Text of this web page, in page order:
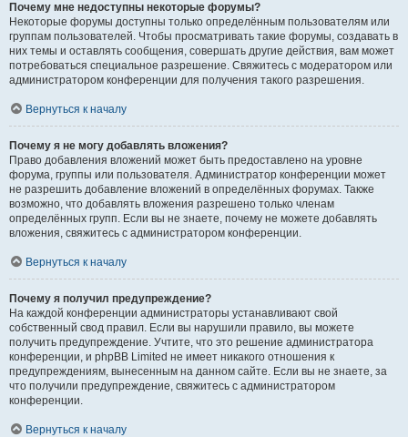
Почему мне недоступны некоторые форумы?
Некоторые форумы доступны только определённым пользователям или
группам пользователей. Чтобы просматривать такие форумы, создавать в
них темы и оставлять сообщения, совершать другие действия, вам может
потребоваться специальное разрешение. Свяжитесь с модератором или
администратором конференции для получения такого разрешения.
Вернуться к началу
Почему я не могу добавлять вложения?
Право добавления вложений может быть предоставлено на уровне
форума, группы или пользователя. Администратор конференции может
не разрешить добавление вложений в определённых форумах. Также
возможно, что добавлять вложения разрешено только членам
определённых групп. Если вы не знаете, почему не можете добавлять
вложения, свяжитесь с администратором конференции.
Вернуться к началу
Почему я получил предупреждение?
На каждой конференции администраторы устанавливают свой
собственный свод правил. Если вы нарушили правило, вы можете
получить предупреждение. Учтите, что это решение администратора
конференции, и phpBB Limited не имеет никакого отношения к
предупреждениям, вынесенным на данном сайте. Если вы не знаете, за
что получили предупреждение, свяжитесь с администратором
конференции.
Вернуться к началу